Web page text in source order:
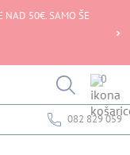
NAD 50€. SAMO ŠE
0
082 829 059